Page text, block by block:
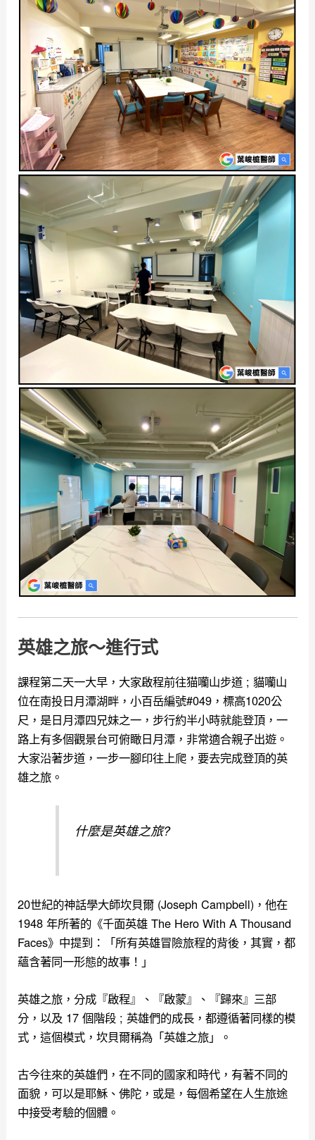
英雄之旅～進行式
課程第二天一大早 ，大家啟程前往猫囒山步道 ; 貓囒山
位在南投日月潭湖畔，小百岳編號#049，標高1020公
尺，是日月潭四兄妹之一，步行約半小時就能登頂，一
路上有多個觀景台可俯瞰日月潭，非常適合親子出遊。
大家沿著步道 ，一步一腳印往上爬，要去完成登頂的英
雄之旅。
什麼是英雄之旅?
20世紀的神話學大師坎貝爾 (Joseph Campbell)，他在
1948 年所著的《千面英雄 The Hero With A Thousand
Faces》中提到：「所有英雄冒險旅程的背後，其實，都
蘊含著同一形態的故事！」
英雄之旅，分成『啟程』、『啟蒙』、『歸來』三部
分，以及 17 個階段 ; 英雄們的成長，都遵循著同樣的模
式，這個模式，坎貝爾稱為「英雄之旅」。
古今往來的英雄們，在不同的國家和時代，有著不同的
面貌，可以是耶穌、佛陀，或是，每個希望在人生旅途
中接受考驗的個體。